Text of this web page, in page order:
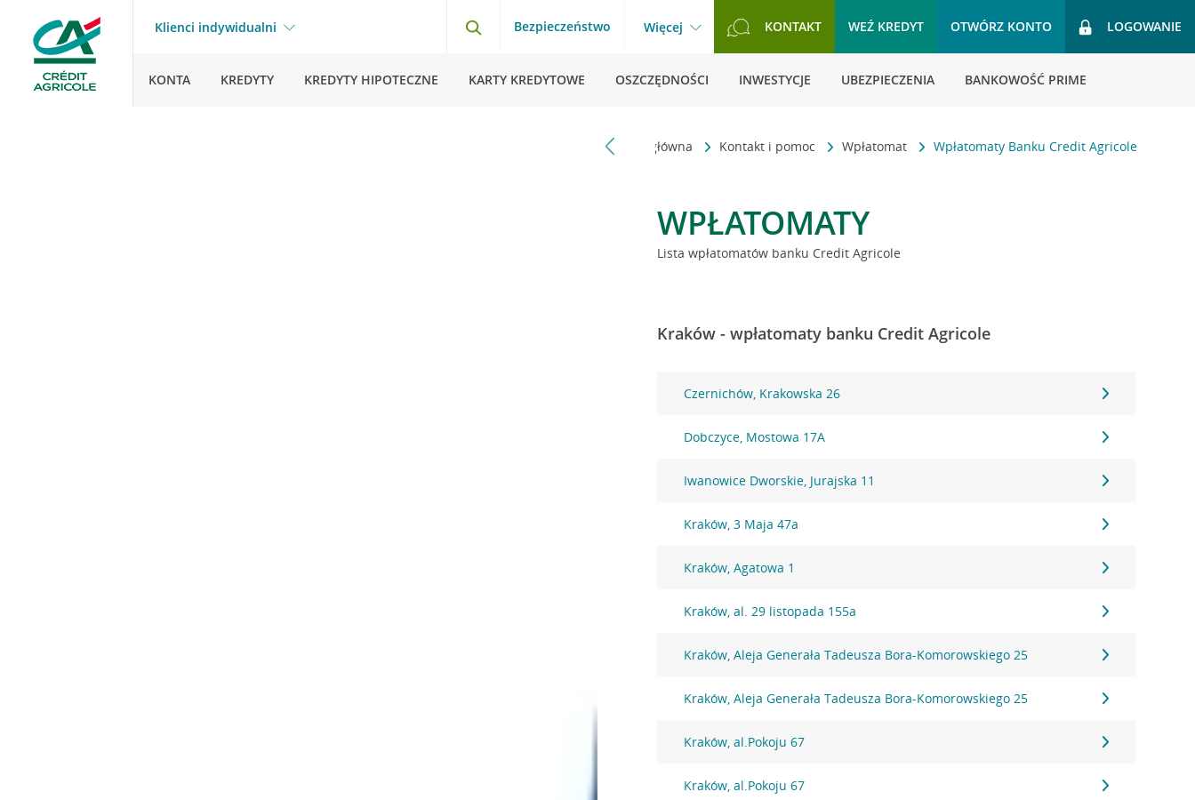
Klienci indywidualni Bezpieczeństwo Więcej KONTAKT WEŹ KREDYT OTWÓRZ KONTO LOGOWANIE
KONTA KREDYTY KREDYTY HIPOTECZNE KARTY KREDYTOWE OSZCZĘDNOŚCI INWESTYCJE UBEZPIECZENIA BANKOWOŚĆ PRIME
Strona główna Kontakt i pomoc Wpłatomat Wpłatomaty Banku Credit Agricole
WPŁATOMATY
Lista wpłatomatów banku Credit Agricole
Kraków - wpłatomaty banku Credit Agricole
Czernichów, Krakowska 26
Dobczyce, Mostowa 17A
Iwanowice Dworskie, Jurajska 11
Kraków, 3 Maja 47a
Kraków, Agatowa 1
Kraków, al. 29 listopada 155a
Kraków, Aleja Generała Tadeusza Bora-Komorowskiego 25
Kraków, Aleja Generała Tadeusza Bora-Komorowskiego 25
Kraków, al.Pokoju 67
Kraków, al.Pokoju 67